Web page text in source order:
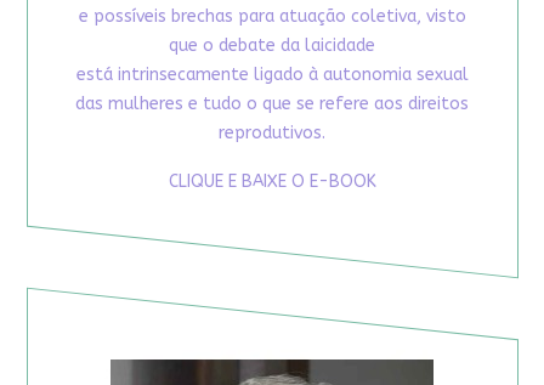
e possíveis brechas para atuação coletiva, visto
que o debate da laicidade
está intrinsecamente ligado à autonomia sexual
das mulheres e tudo o que se refere aos direitos
reprodutivos.
CLIQUE E BAIXE O E-BOOK